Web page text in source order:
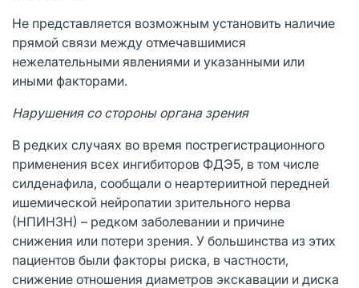
Не представляется возможным установить наличие
прямой связи между отмечавшимися
нежелательными явлениями и указанными или
иными факторами.
Нарушения со стороны органа зрения
В редких случаях во время пострегистрационного
применения всех ингибиторов ФДЭ5, в том числе
силденафила, сообщали о неартериитной передней
ишемической нейропатии зрительного нерва
(НПИНЗН) – редком заболевании и причине
снижения или потери зрения. У большинства из этих
пациентов были факторы риска, в частности,
снижение отношения диаметров экскавации и диска